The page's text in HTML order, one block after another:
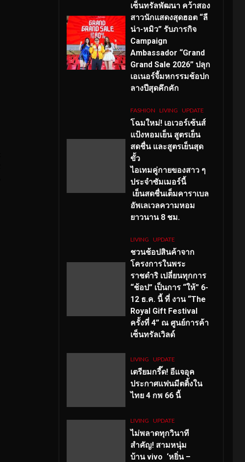
เซ็นทรัลพัฒนา คว้าสอง
สาวนักแสดงสุดฮอต “ลี
น่า-หมิว” รับภารกิจ
Campaign
Ambassador “Grand
Grand Sale 2026” ปลุก
เอเนอร์จี้มหกรรมช้อปก
ลางปีสุดคึกคัก
FASHION LIVING UPDATE
โฉมใหม่! เอเวอร์เซ้นส์
แป้งหอมเย็น สูตรเย็น
สดชื่น และสูตรเย็นสุด
ขั้ว
ไอเทมคู่กายของสาว ๆ
ประจำซัมเมอร์นี้
เย็นสดชื่นเต็มคาราเบล
อัพเลเวลความหอม
ยาวนาน 8 ชม.
LIVING UPDATE
ชวนช้อปสินค้าจาก
โครงการในพระ
ราชดำริ เปลี่ยนทุกการ
“ช้อป” เป็นการ “ให้” 6-
12 ธ.ค. นี้ ที่ งาน “The
Royal Gift Festival
ครั้งที่ 4” ณ ศูนย์การค้า
เซ็นทรัลเวิลด์
LIVING UPDATE
เตรียมกรี๊ด! อีแจอุค
ประกาศแฟนมีตติ้งใน
ไทย 4 กพ 66 นี้
LIVING UPDATE
ไม่พลาดทุกวินาที
สำคัญ! สามหนุ่ม
บ้าน vivo ‘หยิ่น –